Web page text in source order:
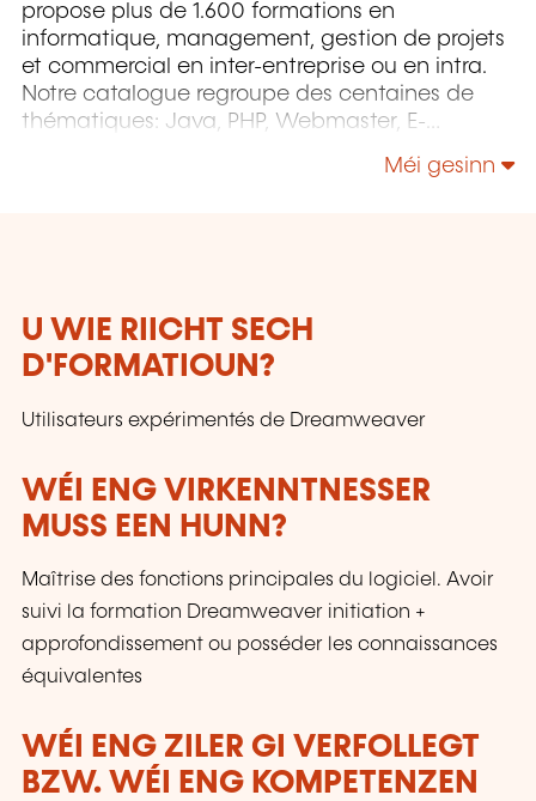
propose plus de 1.600 formations en
informatique, management, gestion de projets
et commercial en inter-entreprise ou en intra.
Notre catalogue regroupe des centaines de
thématiques: Java, PHP, Webmaster, E-
Méi gesinn
U WIE RIICHT SECH
D'FORMATIOUN?
Utilisateurs expérimentés de Dreamweaver
WÉI ENG VIRKENNTNESSER
MUSS EEN HUNN?
Maîtrise des fonctions principales du logiciel. Avoir
suivi la formation Dreamweaver initiation +
approfondissement ou posséder les connaissances
équivalentes
WÉI ENG ZILER GI VERFOLLEGT
BZW. WÉI ENG KOMPETENZEN